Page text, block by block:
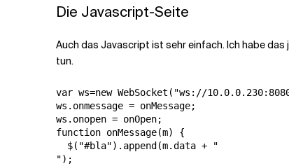
Die Javascript-Seite
Auch das Javascript ist sehr einfach. Ich habe
tun.
var ws=new WebSocket("ws://
ws.onmessage = onMessage;
ws.onopen = onOpen;
function onMessage(m) {
  $("#bla").append(m.data + "
");